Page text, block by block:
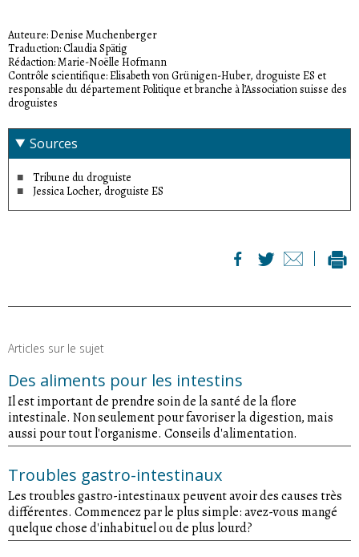
Auteure: Denise Muchenberger
Traduction: Claudia Spätig
Rédaction: Marie-Noëlle Hofmann
Contrôle scientifique: Elisabeth von Grünigen-Huber, droguiste ES et
responsable du département Politique et branche à l’Association suisse des
droguistes
Sources
Tribune du droguiste
Jessica Locher, droguiste ES
Articles sur le sujet
Des aliments pour les intestins
Il est important de prendre soin de la santé de la flore
intestinale. Non seulement pour favoriser la digestion, mais
aussi pour tout l'organisme. Conseils d'alimentation.
Troubles gastro-intestinaux
Les troubles gastro-intestinaux peuvent avoir des causes très
différentes. Commencez par le plus simple: avez-vous mangé
quelque chose d'inhabituel ou de plus lourd?